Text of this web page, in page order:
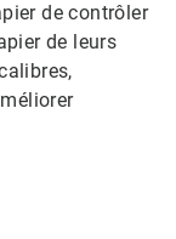
de contrôler
de leurs